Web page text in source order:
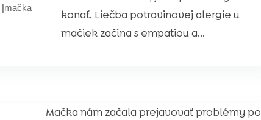
|mačka
konať. Liečba potravinovej alergie u
mačiek začína s empatiou a...
Mačka nám začala prejavovať problémy po